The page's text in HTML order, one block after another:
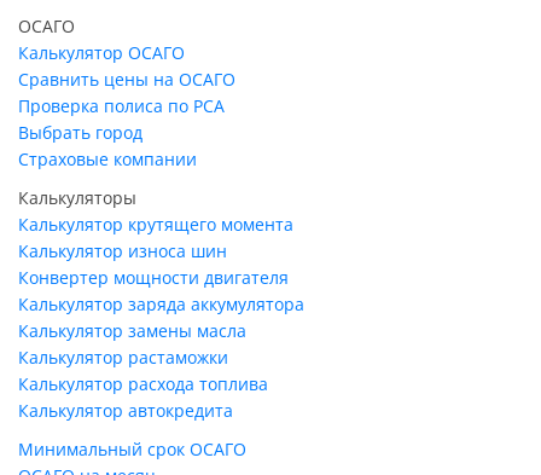
ОСАГО
Калькулятор ОСАГО
Сравнить цены на ОСАГО
Проверка полиса по РСА
Выбрать город
Страховые компании
Калькуляторы
Калькулятор крутящего момента
Калькулятор износа шин
Конвертер мощности двигателя
Калькулятор заряда аккумулятора
Калькулятор замены масла
Калькулятор растаможки
Калькулятор расхода топлива
Калькулятор автокредита
Минимальный срок ОСАГО